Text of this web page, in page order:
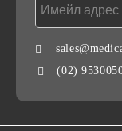
(02)